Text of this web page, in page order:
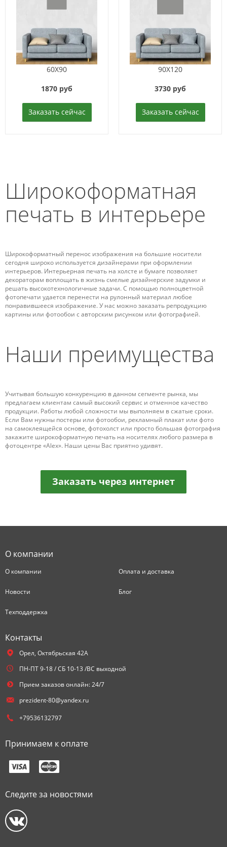
60X90
1870 руб
Заказать сейчас
90X120
3730 руб
Заказать сейчас
Широкоформатная
печать в интерьере
Широкоформатный перенос изображения на большие носители
сегодня широко используется дизайнерами при оформлении
интерьеров. Интерьерная печать на холсте и бумаге позволяет
декораторам воплощать в жизнь смелые дизайнерские задумки и
решать высокотехнологичные задачи. С помощью полноцветной
фотопечати удается перенести на рулонный материал любое
понравившееся изображение. У нас можно заказать репродукцию
картины или фотообои с авторским рисунком или фотографией.
Наши преимущества
Учитывая большую конкуренцию в данном сегменте рынка, мы
предлагаем клиентам самый высокий сервис и отменное качество
продукции. Работы любой сложности мы выполняем в сжатые сроки.
Если Вам нужны постеры или фотообои, рекламный плакат или фото
на самоклеящейся основе, фотохолст или просто большая фотография
закажите широкоформатную печать на носителях любого размера в
фотоцентре «Alex». Наши цены Вас приятно удивят.
Заказать через интернет
О компании
О компании Оплата и доставка
Новости Блог
Техподдержка
Контакты
Орел, Октябрьская 42А
ПН-ПТ 9-18 / СБ 10-13 /ВС выходной
Прием заказов онлайн: 24/7
prezident-80@yandex.ru
+79536132797
Принимаем к оплате
Следите за новостями